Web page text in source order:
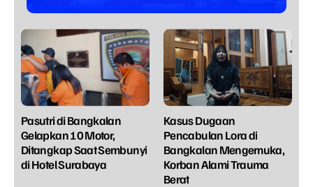
Pasutri di Bangkalan
Gelapkan 10 Motor,
Ditangkap Saat Sembunyi
di Hotel Surabaya
Kasus Dugaan
Pencabulan Lora di
Bangkalan Mengemuka,
Korban Alami Trauma
Berat